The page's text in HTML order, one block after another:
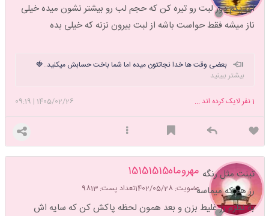
ای یکم دور لبت رو تیره کن که حجم لب رو بیشتر نشون میده خیلی
ناز میشه فقط حواست باشه از لبت بیرون نزنه که خیلی بده
بعضی وقت ها خدا نجاتتون میده اما شما باخت حسابش میکنید..🍓
بیشتر ببینید
1405/02/26
|
09:19 1نفر لایک کرده اند ...
مهروماه15151515
عضویت: 1402/05/28 تعداد پست: 9813
تینت مثل رنگه
رز هم که میماسه
به نظرم رژ غلیط بزن و بعد همون لحظه پاکش کن که سایه اش